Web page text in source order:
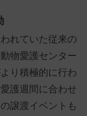
れていた従来の
物愛護センター
り積極的に行わ
護週間に合わせ
譲渡イベントも